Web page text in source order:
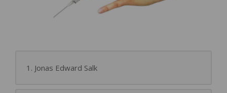
1. Jonas Edward Salk